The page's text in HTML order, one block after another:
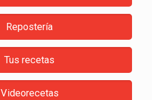
Repostería
Tus recetas
Videorecetas